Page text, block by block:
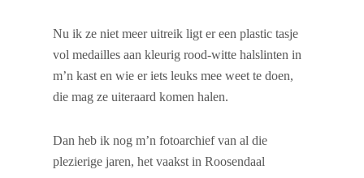
Nu ik ze niet meer uitreik ligt er een plastic tasje
vol medailles aan kleurig rood-witte halslinten in
m’n kast en wie er iets leuks mee weet te doen,
die mag ze uiteraard komen halen.
Dan heb ik nog m’n fotoarchief van al die
plezierige jaren, het vaakst in Roosendaal